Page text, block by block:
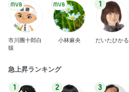
市川團十郎白
猿
小林麻央
1
だいたひかる
急上昇ランキング
1 2 3